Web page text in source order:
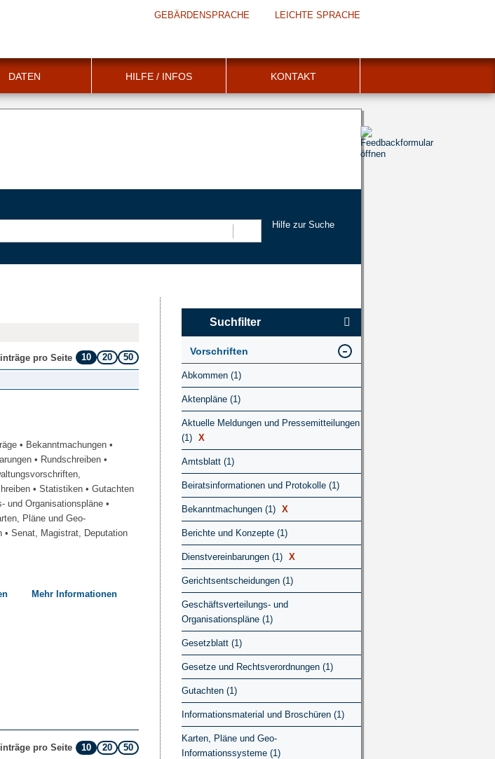
GEBÄRDENSPRACHE LEICHTE SPRACHE
DATEN HILFE / INFOS KONTAKT
Hilfe zur Suche
pro Seite 10 20 50
• Bekanntmachungen •
• Rundschreiben •
• Statistiken • Gutachten
und Organisationspläne •
Pläne und Geo-
• Senat, Magistrat, Deputation
Mehr Informationen
pro Seite 10 20 50
Suchfilter
Vorschriften
Abkommen (1)
Aktenpläne (1)
Aktuelle Meldungen und Pressemitteilungen
(1) X
Amtsblatt (1)
Beiratsinformationen und Protokolle (1)
Bekanntmachungen (1) X
Berichte und Konzepte (1)
Dienstvereinbarungen (1) X
Gerichtsentscheidungen (1)
Geschäftsverteilungs- und
Organisationspläne (1)
Gesetzblatt (1)
Gesetze und Rechtsverordnungen (1)
Gutachten (1)
Informationsmaterial und Broschüren (1)
Karten, Pläne und Geo-
Informationssysteme (1)